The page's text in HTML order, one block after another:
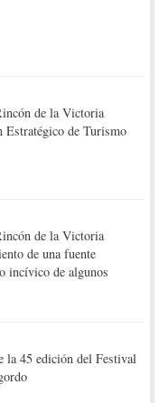
de la Victoria
Estratégico de Turismo
de la Victoria
de una fuente
incívico de algunos
la 45 edición del Festival